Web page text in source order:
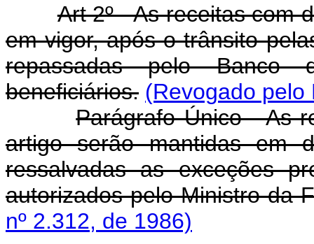
Art 2º - As receitas com
em vigor, após o trânsito
repassadas pelo Banco
beneficiários. (Revogado pelo
Parágrafo Único - As
artigo serão mantidas em
ressalvadas as exceções
autorizados pelo Ministro da
nº 2.312, de 1986)